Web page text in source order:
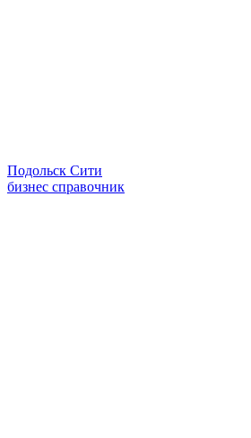
Подольск Сити
бизнес справочник